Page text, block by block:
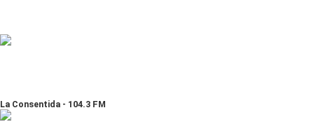
La Consentida - 104.3 FM